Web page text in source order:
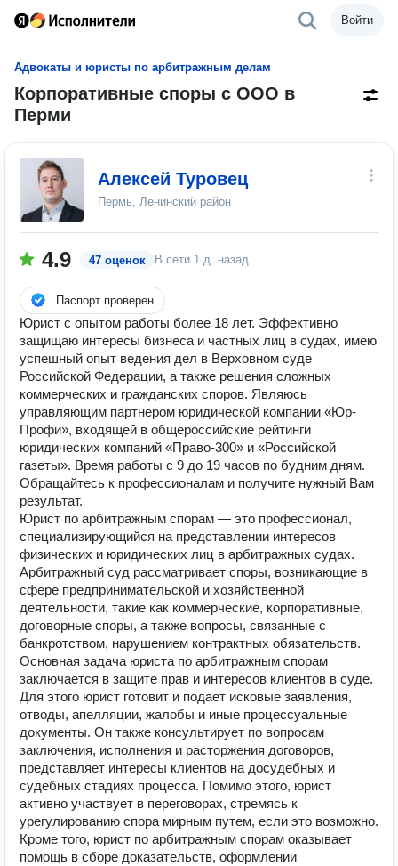
Войти
Адвокаты и юристы по арбитражным делам
Корпоративные споры с ООО в
Перми
Алексей Туровец
Пермь, Ленинский район
4.9 47 оценок В сети 1 д. назад
Паспорт проверен
Юрист с опытом работы более 18 лет. Эффективно
защищаю интересы бизнеса и частных лиц в судах, имею
успешный опыт ведения дел в Верховном суде
Российской Федерации, а также решения сложных
коммерческих и гражданских споров. Являюсь
управляющим партнером юридической компании «Юр-
Профи», входящей в общероссийские рейтинги
юридических компаний «Право-300» и «Российской
газеты». Время работы с 9 до 19 часов по будним дням.
Обращайтесь к профессионалам и получите нужный Вам
результат.
Юрист по арбитражным спорам — это профессионал,
специализирующийся на представлении интересов
физических и юридических лиц в арбитражных судах.
Арбитражный суд рассматривает споры, возникающие в
сфере предпринимательской и хозяйственной
деятельности, такие как коммерческие, корпоративные,
договорные споры, а также вопросы, связанные с
банкротством, нарушением контрактных обязательств.
Основная задача юриста по арбитражным спорам
заключается в защите прав и интересов клиентов в суде.
Для этого юрист готовит и подает исковые заявления,
отводы, апелляции, жалобы и иные процессуальные
документы. Он также консультирует по вопросам
заключения, исполнения и расторжения договоров,
представляет интересы клиентов на досудебных и
судебных стадиях процесса. Помимо этого, юрист
активно участвует в переговорах, стремясь к
урегулированию спора мирным путем, если это возможно.
Кроме того, юрист по арбитражным спорам оказывает
помощь в сборе доказательств, оформлении